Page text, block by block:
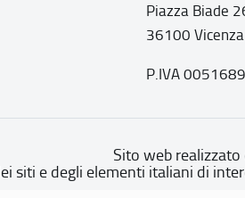
Piazza Biade
36100 Vicenza
P.IVA
Sito web
siti e degli elementi italiani di